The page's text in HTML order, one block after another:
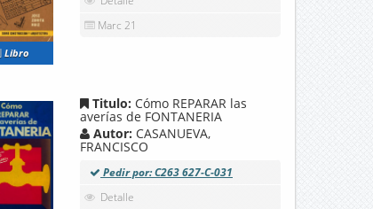
Libro
Marc 21
Titulo: Cómo REPARAR las
averías de FONTANERIA
Autor: CASANUEVA,
FRANCISCO
Pedir por: C263 627-C-031
Detalle